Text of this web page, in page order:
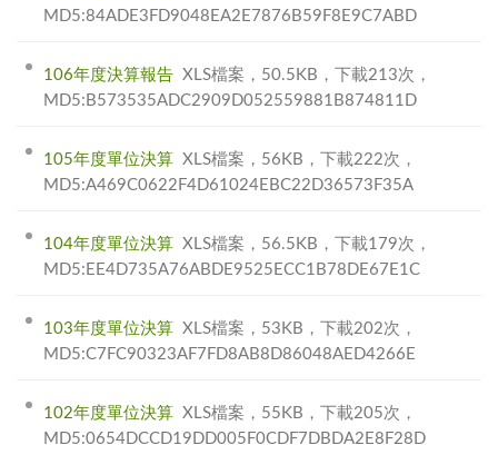
MD5:84ADE3FD9048EA2E7876B59F8E9C7ABD
106年度決算報告 XLS檔案，50.5KB，下載213次，
MD5:B573535ADC2909D052559881B874811D
105年度單位決算 XLS檔案，56KB，下載222次，
MD5:A469C0622F4D61024EBC22D36573F35A
104年度單位決算 XLS檔案，56.5KB，下載179次，
MD5:EE4D735A76ABDE9525ECC1B78DE67E1C
103年度單位決算 XLS檔案，53KB，下載202次，
MD5:C7FC90323AF7FD8AB8D86048AED4266E
102年度單位決算 XLS檔案，55KB，下載205次，
MD5:0654DCCD19DD005F0CDF7DBDA2E8F28D